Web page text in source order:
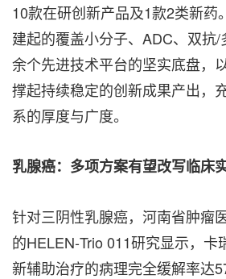
10款在研创新产品及1款2类新药
建起的覆盖小分子、ADC、双抗
余个先进技术平台的坚实底盘，
撑起持续稳定的创新成果产出，
系的厚度与广度。
乳腺癌：多项方案有望改写临床
针对三阴性乳腺癌，河南省肿瘤
的HELEN‑Trio 011研究显示，
新辅助治疗的病理完全缓解率达